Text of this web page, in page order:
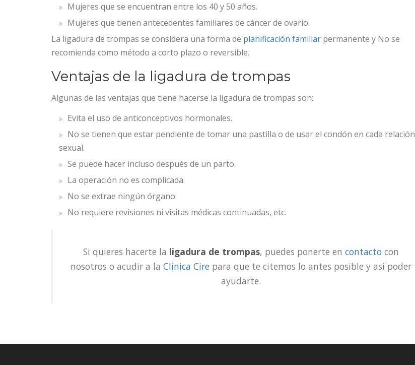
Mujeres que se encuentran entre los 40 y 50 años.
Mujeres que tienen antecedentes familiares de cáncer de ovario.
La ligadura de trompas se considera una forma de planificación familiar permanente y No se
recomienda como método a corto plazo o reversible.
Ventajas de la ligadura de trompas
Algunas de las ventajas que tiene hacerse la ligadura de trompas son:
Evita el uso de anticonceptivos hormonales.
No se tienen que estar pendiente de tomar una pastilla o de usar el condón en cada relación
sexual.
Se puede hacer incluso después de un parto.
La operación no es complicada.
No se extrae ningún órgano.
No requiere revisiones ni visitas médicas continuadas, etc.
Si quieres hacerte la ligadura de trompas, puedes ponerte en contacto con
nosotros o acudir a la Clínica Cire para que te citemos lo antes posible y así poder
ayudarte.